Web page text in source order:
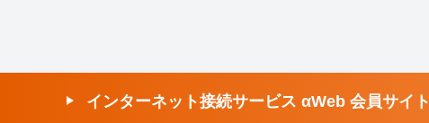
インターネット接続サービス αWeb 会員サイト